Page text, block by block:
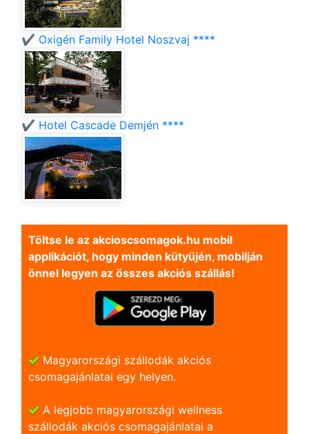
✔️ Oxigén Family Hotel Noszvaj ****
✔️ Hotel Cascade Demjén ****
Töltse le az akcioscsomagok.hu mobil
applikációt, hogy minden kütyüjén, mobilján
önnel legyen az összes akciós szállás!
Magyarországi szállodák akciós
csomagajánlatai egy helyen.
A legjobb magyarországi wellness
szállodák akciós csomagajánlatai a